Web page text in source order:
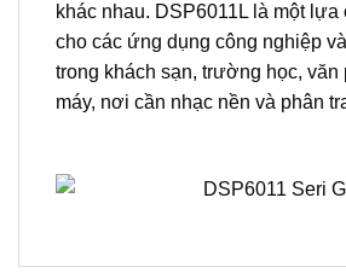
khác nhau. DSP6011L là một
cho các ứng dụng công nghiệp
trong khách sạn, trường học, văn
máy, nơi cần nhạc nền và phân